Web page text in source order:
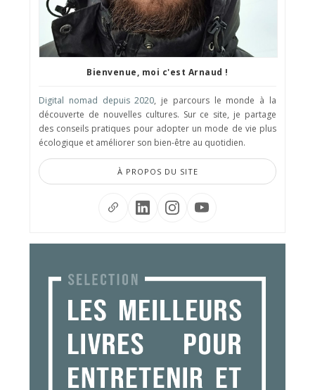
Bienvenue, moi c'est Arnaud !
Digital nomad depuis 2020, je parcours le monde à la
découverte de nouvelles cultures. Sur ce site, je partage
des conseils pratiques pour adopter un mode de vie plus
écologique et améliorer son bien-être au quotidien.
À PROPOS DU SITE